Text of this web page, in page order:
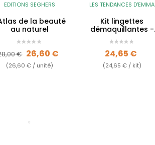
EDITIONS SEGHERS
de la beauté
au naturel
de base
€ Prix
26,60 €
(26,60 € / unité)
LES TENDANCES D'EMMA
Kit lingettes
démaquillantes -
Eco Belle Bois
Prix
24,65 €
(24,65 € / kit)